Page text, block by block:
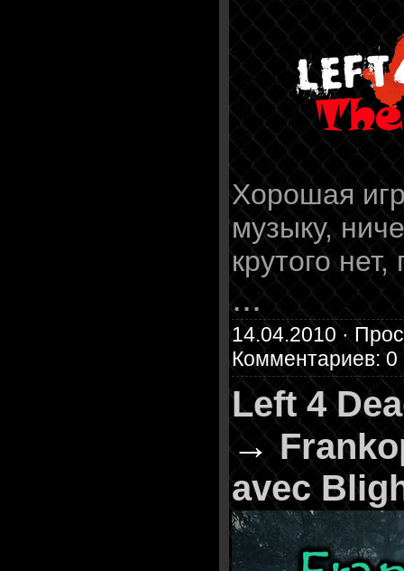
Хорошая
музыку,
крутого
...
14.04.2010 ·
Комментариев: 0
Left 4
→
avec